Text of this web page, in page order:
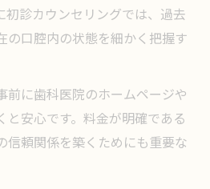
初診カウンセリングでは、過去
の口腔内の状態を細かく把握す
前に歯科医院のホームページや
と安心です。料金が明確である
信頼関係を築くためにも重要な